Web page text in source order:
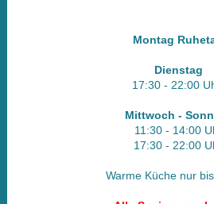
Montag
Dienstag
17:30 - 22:00
Mittwoch -
11:30 - 14:00
17:30 - 22:00
Warme Küche nur